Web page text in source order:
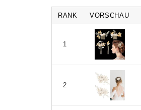
RANK VORSCHAU
1
2